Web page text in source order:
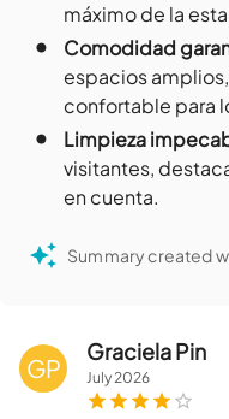
máximo de la
• Comodidad
espacios
confortable para
• Limpieza
visitantes,
en cuenta.
Summary created
GP
Graciela Pin
July2026